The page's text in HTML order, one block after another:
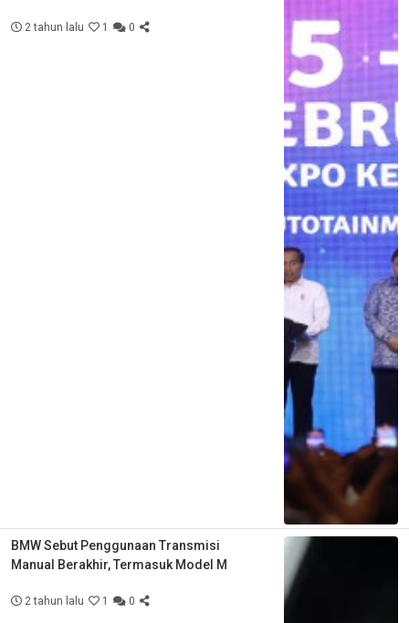
2 tahun lalu 1 0
BMW Sebut Penggunaan Transmisi
Manual Berakhir, Termasuk Model M
2 tahun lalu 1 0